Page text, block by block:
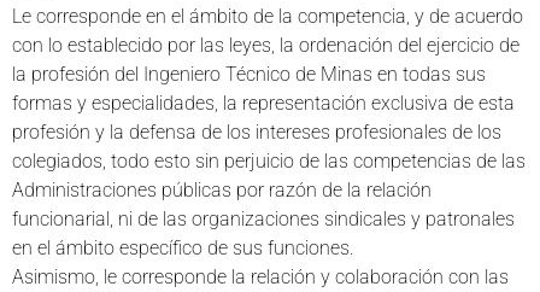
Le corresponde en el ámbito de la competencia, y de acuerdo
con lo establecido por las leyes, la ordenación del ejercicio de
la profesión del Ingeniero Técnico de Minas en todas sus
formas y especialidades, la representación exclusiva de esta
profesión y la defensa de los intereses profesionales de los
colegiados, todo esto sin perjuicio de las competencias de las
Administraciones públicas por razón de la relación
funcionarial, ni de las organizaciones sindicales y patronales
en el ámbito específico de sus funciones.
Asimismo, le corresponde la relación y colaboración con las